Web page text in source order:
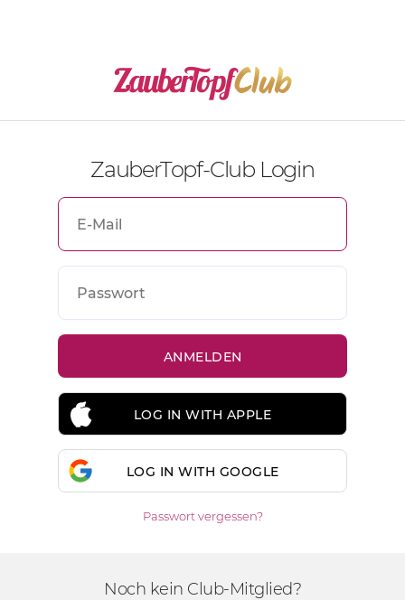
ZauberTopf-Club Login
LOG IN WITH APPLE
LOG IN WITH GOOGLE
Passwort vergessen?
Noch kein Club-Mitglied?